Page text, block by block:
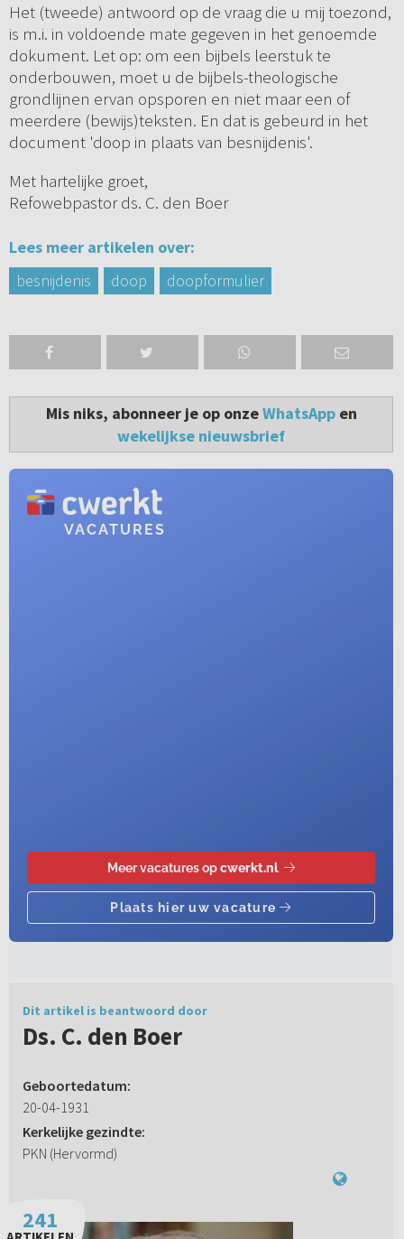
Het (tweede) antwoord op de vraag die u mij toezond,
is m.i. in voldoende mate gegeven in het genoemde
dokument. Let op: om een bijbels leerstuk te
onderbouwen, moet u de bijbels-theologische
grondlijnen ervan opsporen en niet maar een of
meerdere (bewijs)teksten. En dat is gebeurd in het
document 'doop in plaats van besnijdenis'.
Met hartelijke groet,
Refowebpastor ds. C. den Boer
Lees meer artikelen over:
besnijdenis
doop doopformulier
Mis niks, abonneer je op onzeWhatsAppen
wekelijkse nieuwsbrief
Dit artikel is beantwoord door
Ds. C. den Boer
Geboortedatum:
20-04-1931
Kerkelijke gezindte:
PKN (Hervormd)
241